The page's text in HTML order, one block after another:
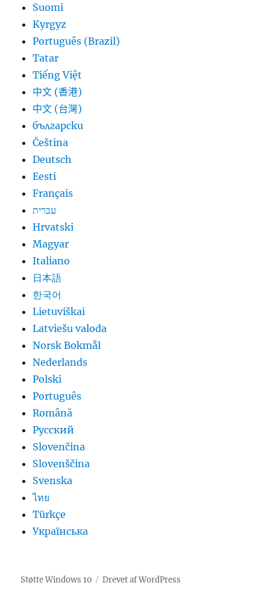
Suomi
Kyrgyz
Português (Brazil)
Tatar
Tiếng Việt
中文 (香港)
中文 (台灣)
български
Čeština
Deutsch
Eesti
Français
עברית
Hrvatski
Magyar
Italiano
日本語
한국어
Lietuviškai
Latviešu valoda
Norsk Bokmål
Nederlands
Polski
Português
Română
Русский
Slovenčina
Slovenščina
Svenska
ไทย
Türkçe
Українська
Støtte Windows 10 Drevet af WordPress